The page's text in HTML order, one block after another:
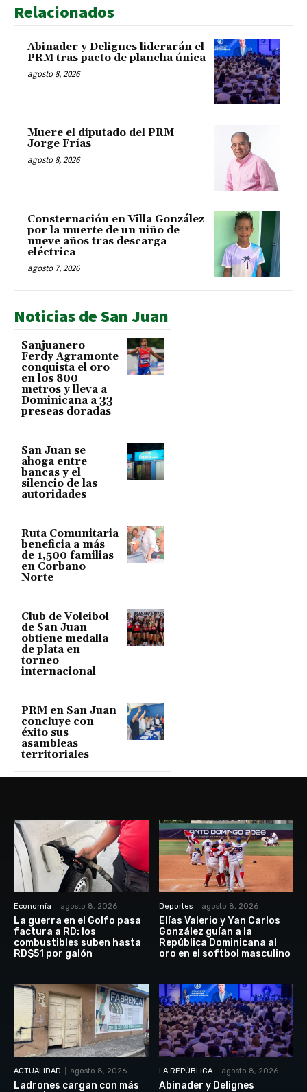
Relacionados
Abinader y Delignes liderarán el
PRM tras pacto de plancha única
agosto 8, 2026
Muere el diputado del PRM
Jorge Frías
agosto 8, 2026
Consternación en Villa González
por la muerte de un niño de
nueve años tras descarga
eléctrica
agosto 7, 2026
Noticias de San Juan
Sanjuanero
Ferdy Agramonte
conquista el oro
en los 800
metros y lleva a
Dominicana a 33
preseas doradas
San Juan se
ahoga entre
bancas y el
silencio de las
autoridades
Ruta Comunitaria
beneficia a más
de 1,500 familias
en Corbano
Norte
Club de Voleibol
de San Juan
obtiene medalla
de plata en
torneo
internacional
PRM en San Juan
concluye con
éxito sus
asambleas
territoriales
Economía agosto 8, 2026
La guerra en el Golfo pasa
factura a RD: los
combustibles suben hasta
RD$51 por galón
Deportes agosto 8, 2026
Elías Valerio y Yan Carlos
González guían a la
República Dominicana al
oro en el softbol masculino
ACTUALIDAD agosto 8, 2026
Ladrones cargan con más
LA REPÚBLICA agosto 8, 2026
Abinader y Delignes